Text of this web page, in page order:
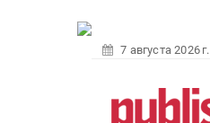
7 августа 2026 г.